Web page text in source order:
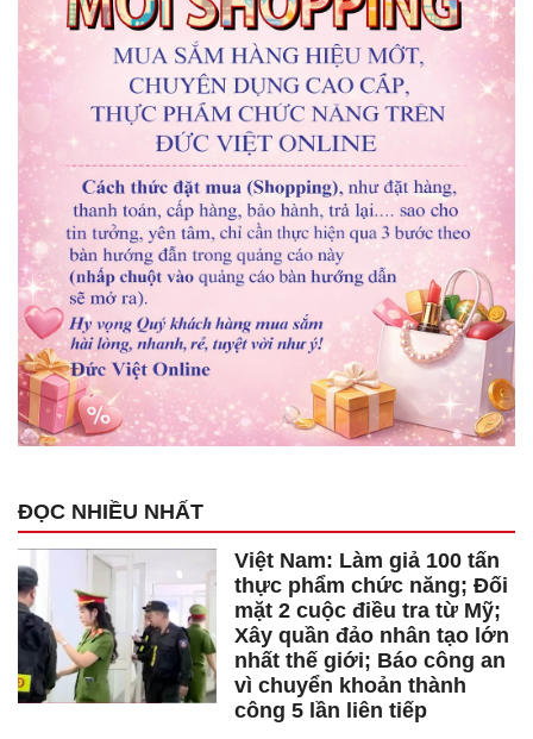
ĐỌC NHIỀU NHẤT
Việt Nam: Làm giả 100 tấn
thực phẩm chức năng; Đối
mặt 2 cuộc điều tra từ Mỹ;
Xây quần đảo nhân tạo lớn
nhất thế giới; Báo công an
vì chuyển khoản thành
công 5 lần liên tiếp